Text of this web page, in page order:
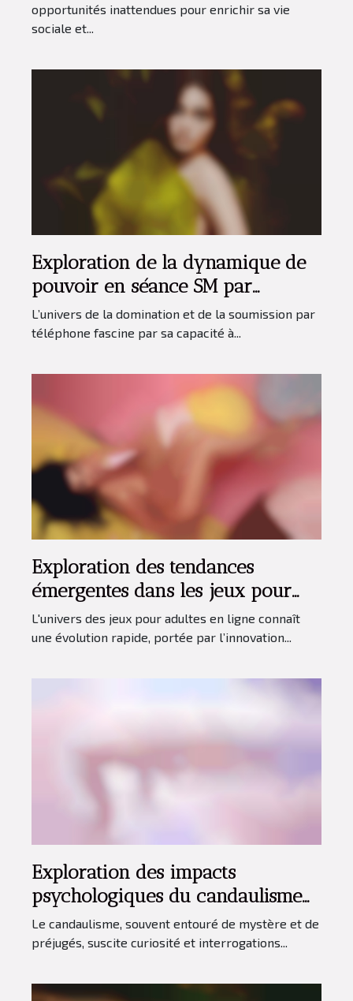
opportunités inattendues pour enrichir sa vie
sociale et...
Exploration de la dynamique de
pouvoir en séance SM par
téléphone
L’univers de la domination et de la soumission par
téléphone fascine par sa capacité à...
Exploration des tendances
émergentes dans les jeux pour
adultes en ligne
L'univers des jeux pour adultes en ligne connaît
une évolution rapide, portée par l’innovation...
Exploration des impacts
psychologiques du candaulisme
sur les relations
Le candaulisme, souvent entouré de mystère et de
préjugés, suscite curiosité et interrogations...